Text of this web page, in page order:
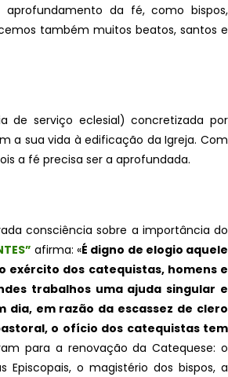
da fé, como bispos,
também muitos beatos, santos e
de serviço eclesial) concretizada por
a sua vida à edificação da Igreja. Com
a fé precisa ser a aprofundada.
consciência sobre a importância do
afirma: «É digno de elogio aquele
exército dos catequistas, homens e
trabalhos uma ajuda singular e
dia, em razão da escassez de clero
o ofício dos catequistas tem
para a renovação da Catequese: o
Episcopais, o magistério dos bispos, a